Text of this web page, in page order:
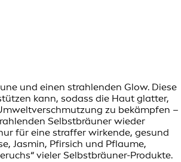
und einen strahlenden Glow. Diese
kann, sodass die Haut glatter,
zu bekämpfen –
Selbstbräuner wieder
für eine straffer wirkende, gesund
Jasmin, Pfirsich und Pflaume,
vieler Selbstbräuner-Produkte.